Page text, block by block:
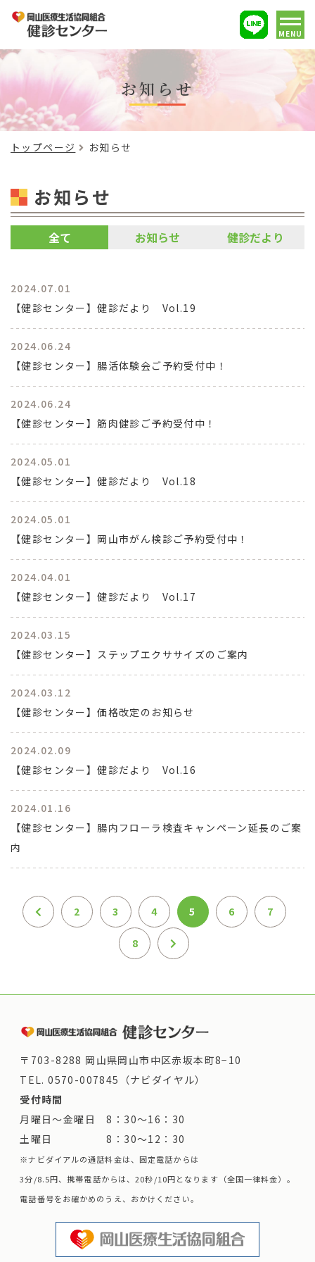
MENU
お知らせ
トップページ お知らせ
お知らせ
全て お知らせ 健診だより
2024.07.01
【健診センター】健診だより Vol.19
2024.06.24
【健診センター】腸活体験会ご予約受付中！
2024.06.24
【健診センター】筋肉健診ご予約受付中！
2024.05.01
【健診センター】健診だより Vol.18
2024.05.01
【健診センター】岡山市がん検診ご予約受付中！
2024.04.01
【健診センター】健診だより Vol.17
2024.03.15
【健診センター】ステップエクササイズのご案内
2024.03.12
【健診センター】価格改定のお知らせ
2024.02.09
【健診センター】健診だより Vol.16
2024.01.16
【健診センター】腸内フローラ検査キャンペーン延長のご案
内
2 3 4 5 6 7
8
〒703-8288 岡山県岡山市中区赤坂本町8−10
TEL.0570-007845（ナビダイヤル）
受付時間
月曜日～金曜日 8：30～16：30
土曜日 8：30～12：30
※ナビダイアルの通話料金は、固定電話からは
3分/8.5円、携帯電話からは、20秒/10円となります（全国一律料金）。
電話番号をお確かめのうえ、おかけください。